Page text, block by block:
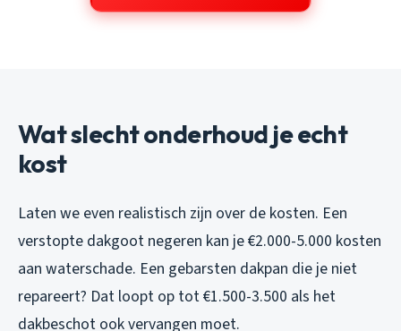
Wat slecht onderhoud je echt
kost
Laten we even realistisch zijn over de kosten. Een
verstopte dakgoot negeren kan je €2.000-5.000 kosten
aan waterschade. Een gebarsten dakpan die je niet
repareert? Dat loopt op tot €1.500-3.500 als het
dakbeschot ook vervangen moet.